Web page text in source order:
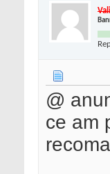
@
ce am